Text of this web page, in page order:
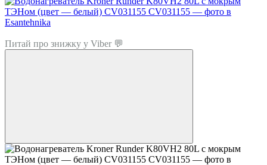
Питай про знижку у Viber 💬